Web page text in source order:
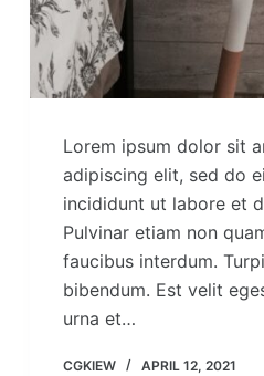
Lorem ipsum dolor sit
adipiscing elit, sed do
incididunt ut labore et
Pulvinar etiam non
faucibus interdum.
bibendum. Est velit
urna et…
CGKIEW APRIL 12, 2021